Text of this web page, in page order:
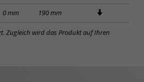
0 mm 190 mm
Zugleich wird das Produkt auf Ihren